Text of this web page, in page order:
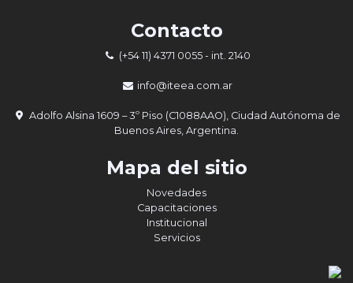
Contacto
(+54 11) 4371 0055- int. 2140
info@iteea.com.ar
Adolfo Alsina 1609 – 3º Piso (C1088AAO), Ciudad Autónoma de
Buenos Aires, Argentina.
Mapa del sitio
Novedades
Capacitaciones
Institucional
Servicios